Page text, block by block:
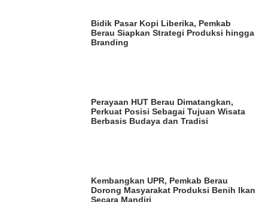
Bidik Pasar Kopi Liberika, Pemkab
Berau Siapkan Strategi Produksi hingga
Branding
Perayaan HUT Berau Dimatangkan,
Perkuat Posisi Sebagai Tujuan Wisata
Berbasis Budaya dan Tradisi
Kembangkan UPR, Pemkab Berau
Dorong Masyarakat Produksi Benih Ikan
Secara Mandiri